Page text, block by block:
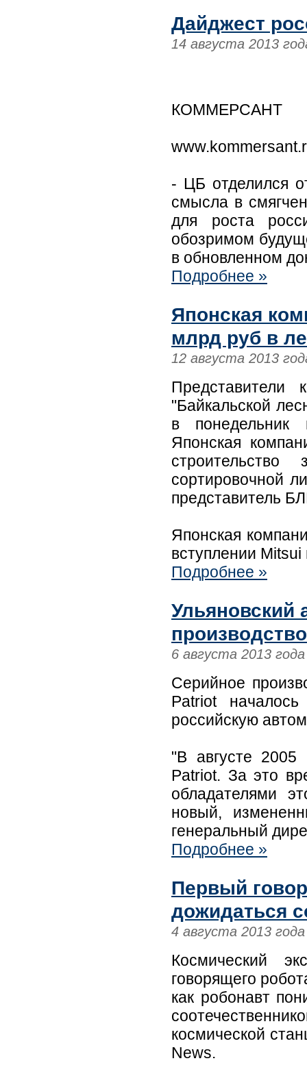
Дайджест
14 августа 2013
КОММЕРСАНТ
- ЦБ отделился
смысла в
для роста
обозримом
в обновленном
Подробнее »
Японская
млрд руб в
12 августа 2013
"Байкальской
в понедельник
Японская
сортировочной
представитель
Японская
вступлении
Подробнее »
Ульяновский
6 августа 2013 года
Серийное
Patriot
российскую
"В августе
Patriot. За это
обладателями
новый,
генеральный
Подробнее »
Первый
дожидаться
4 августа 2013 года
Космический
говорящего
как робонавт
космической
News.